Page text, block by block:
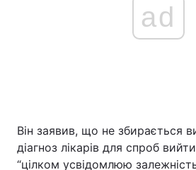
ad
Він заявив, що не збирається
діагноз лікарів для спроб
“цілком усвідомлюю